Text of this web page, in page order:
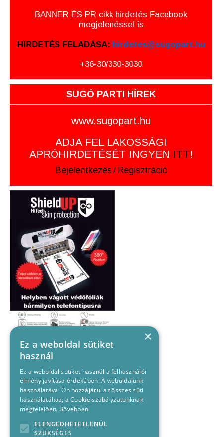
BANNER ÉS PR cikk hirdetés Facebook
megjelenéssel is
HIRDETÉS FELADÁSA: hirdetes@sugopart.hu
+36-30/330-3030
SUGÓ PARTI HÍREK
www.sugopart.hu
ADJA FEL LAKOSSÁGI
APRÓHIRDETÉSÉT INGYEN ITT!
Bejelentkezés / Regisztráció
×
Ez a weboldal sütiket
használ
Ez a weboldal sütiket használ a felhasználói
élmény javítása érdekében. A weboldalunk
használatával Ön hozzájárul az összes süti
használatához, a Cookie szabályzatunknak
megfelelően. Bővebben
ELENGEDHETETLENÜL
SZÜKSÉGES